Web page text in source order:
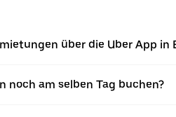
über die Uber App in
noch am selben Tag buchen?